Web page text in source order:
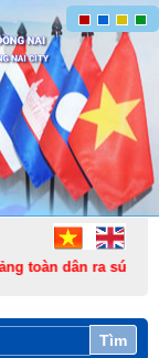
dân ra sức thi đua
Tìm